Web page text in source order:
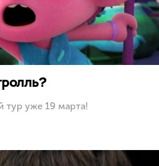
тур уже 19 марта!